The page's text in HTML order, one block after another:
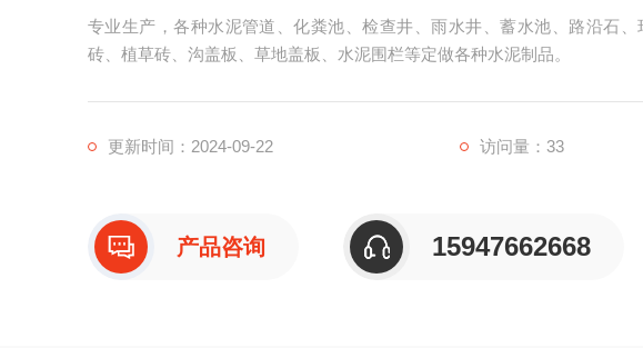
专业生产，各种水泥管道、化粪池、检查井、雨水井、蓄水池、路沿石
砖、植草砖、沟盖板、草地盖板、水泥围栏等定做各种水泥制品。
更新时间：2024-09-22 访问量：33
产品咨询 15947662668